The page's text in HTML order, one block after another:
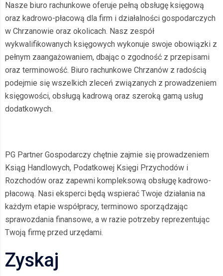
Nasze biuro rachunkowe oferuje pełną obsługę księgową
oraz kadrowo-płacową dla firm i działalności gospodarczych
w Chrzanowie oraz okolicach. Nasz zespół
wykwalifikowanych księgowych wykonuje swoje obowiązki z
pełnym zaangażowaniem, dbając o zgodność z przepisami
oraz terminowość. Biuro rachunkowe Chrzanów z radością
podejmie się wszelkich zleceń związanych z prowadzeniem
księgowości, obsługą kadrową oraz szeroką gamą usług
dodatkowych.
PG Partner Gospodarczy chętnie zajmie się prowadzeniem
Ksiąg Handlowych, Podatkowej Księgi Przychodów i
Rozchodów oraz zapewni kompleksową obsługę kadrowo-
płacową. Nasi eksperci będą wspierać Twoje działania na
każdym etapie współpracy, terminowo sporządzając
sprawozdania finansowe, a w razie potrzeby reprezentując
Twoją firmę przed urzędami.
Zyskaj